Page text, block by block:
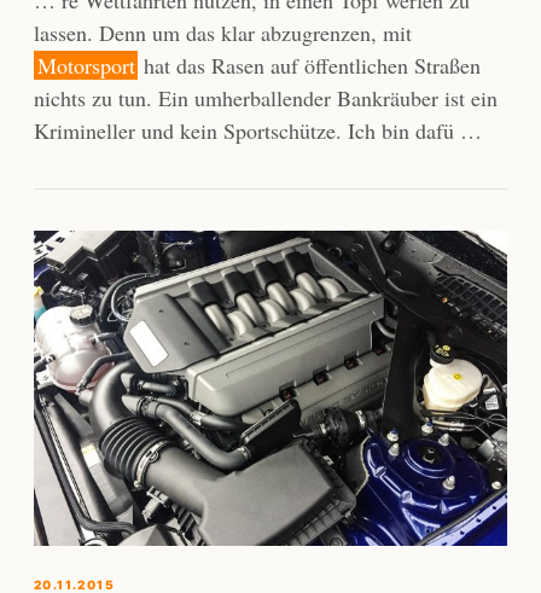
lassen. Denn um das klar abzugrenzen, mit
Motorsport hat das Rasen auf öffentlichen Straßen
nichts zu tun. Ein umherballender Bankräuber ist ein
Krimineller und kein Sportschütze. Ich bin dafü …
20.11.2015